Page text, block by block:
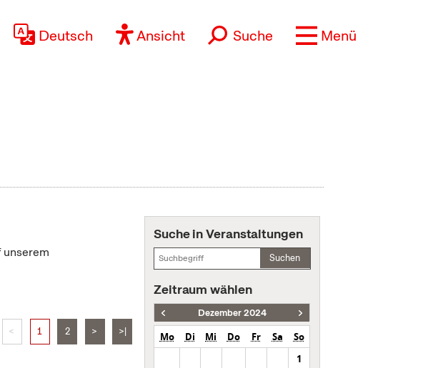
Deutsch Ansicht Suche Menü
< 1 2 > >|
Suche in Veranstaltungen
Suchen
Zeitraum wählen
Dezember 2024
Mo Di Mi Do Fr Sa
So
1